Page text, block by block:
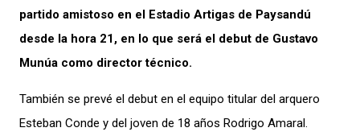
partido amistoso en el Estadio Artigas de Paysandú
desde la hora 21, en lo que será el debut de Gustavo
Munúa como director técnico.
También se prevé el debut en el equipo titular del arquero
Esteban Conde y del joven de 18 años Rodrigo Amaral.